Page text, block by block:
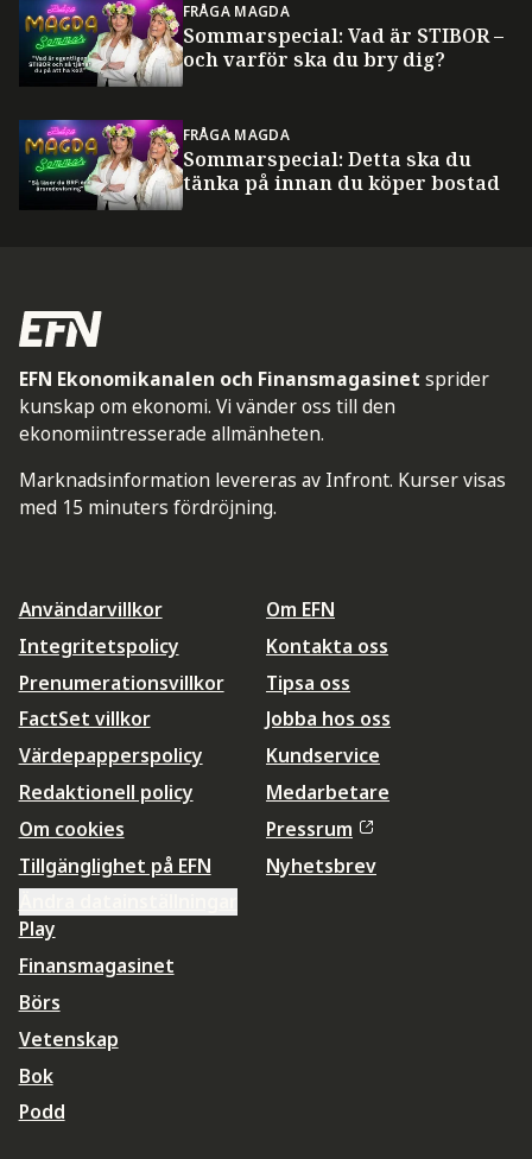
FRÅGA MAGDA
Sommarspecial: Vad är STIBOR –
och varför ska du bry dig?
FRÅGA MAGDA
Sommarspecial: Detta ska du
tänka på innan du köper bostad
EFN Ekonomikanalen och Finansmagasinet sprider
kunskap om ekonomi. Vi vänder oss till den
ekonomiintresserade allmänheten.
Marknadsinformation levereras av Infront. Kurser visas
med 15 minuters fördröjning.
Användarvillkor
Integritetspolicy
Prenumerationsvillkor
FactSet villkor
Värdepapperspolicy
Redaktionell policy
Om cookies
Tillgänglighet på EFN
Om EFN
Kontakta oss
Tipsa oss
Jobba hos oss
Kundservice
Medarbetare
Pressrum
Nyhetsbrev
Play
Finansmagasinet
Börs
Vetenskap
Bok
Podd